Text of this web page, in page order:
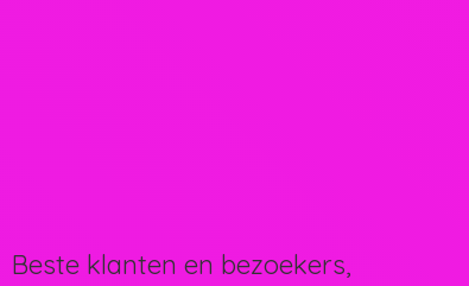
Beste klanten en bezoekers,